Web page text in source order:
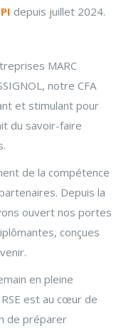
depuis juillet 2024.
MARC
notre CFA
et stimulant pour
du savoir-faire
de la compétence
Depuis la
ouvert nos portes
conçues
en pleine
est au cœur de
de préparer